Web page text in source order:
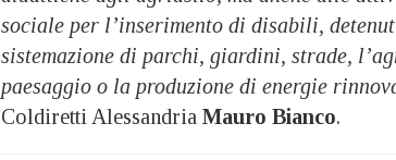
sociale per l’inserimento di disabili,
sistemazione di parchi, giardini, strade,
paesaggio o la produzione di energie
Coldiretti Alessandria Mauro Bianco.